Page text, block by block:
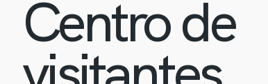
Centro de